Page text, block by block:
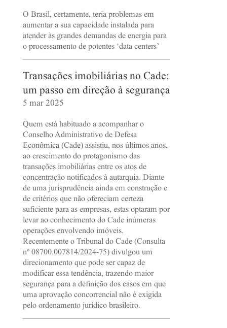
O Brasil, certamente, teria problemas em
aumentar a sua capacidade instalada para
atender às grandes demandas de energia para
o processamento de potentes ‘data centers’
Transações imobiliárias no Cade:
um passo em direção à segurança
5 mar 2025
Quem está habituado a acompanhar o
Conselho Administrativo de Defesa
Econômica (Cade) assistiu, nos últimos anos,
ao crescimento do protagonismo das
transações imobiliárias entre os atos de
concentração notificados à autarquia. Diante
de uma jurisprudência ainda em construção e
de critérios que não ofereciam certeza
suficiente para as empresas, estas optaram por
levar ao conhecimento do Cade inúmeras
operações envolvendo imóveis.
Recentemente o Tribunal do Cade (Consulta
nº 08700.007814/2024-75) divulgou um
direcionamento que pode ser capaz de
modificar essa tendência, trazendo maior
segurança para a definição dos casos em que
uma aprovação concorrencial não é exigida
pelo ordenamento jurídico brasileiro.